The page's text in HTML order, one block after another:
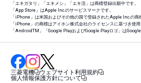
「エキガタリ」「エキメシ」「エキ活」は商標登録出願中です。
「App Store」はApple Inc.のサービスマークです。
「iPhone」は米国およびその他の国で登録されたApple Inc.の商
「iPhone」の商標はアイホン株式会社のライセンスに基づき使用
「AndroidTM 」「Google PlayおよびGoogle Playロゴ」はGoogle
三菱電機
ウェブサイト利用規約
個人情報保護方針について